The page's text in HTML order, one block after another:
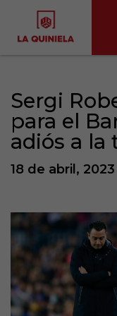
Sergi
para el
adiós a la
18 de abril, 2023